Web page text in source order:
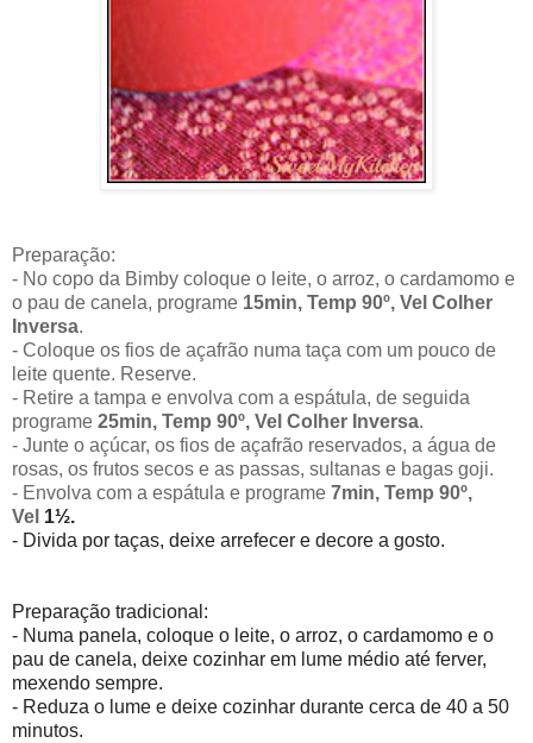
Preparação:
- No copo da Bimby coloque o leite, o arroz, o cardamomo e
o pau de canela, programe 15min, Temp 90º, Vel Colher
Inversa.
- Coloque os fios de açafrão numa taça com um pouco de
leite quente. Reserve.
- Retire a tampa e envolva com a espátula, de seguida
programe 25min, Temp 90º, Vel Colher Inversa.
- Junte o açúcar, os fios de açafrão reservados, a água de
rosas, os frutos secos e as passas, sultanas e bagas goji.
- Envolva com a espátula e programe 7min, Temp 90º,
Vel 1½.
- Divida por taças, deixe arrefecer e decore a gosto.
Preparação tradicional:
- Numa panela, coloque o leite, o arroz, o cardamomo e o
pau de canela, deixe cozinhar em lume médio até ferver,
mexendo sempre.
- Reduza o lume e deixe cozinhar durante cerca de 40 a 50
minutos.